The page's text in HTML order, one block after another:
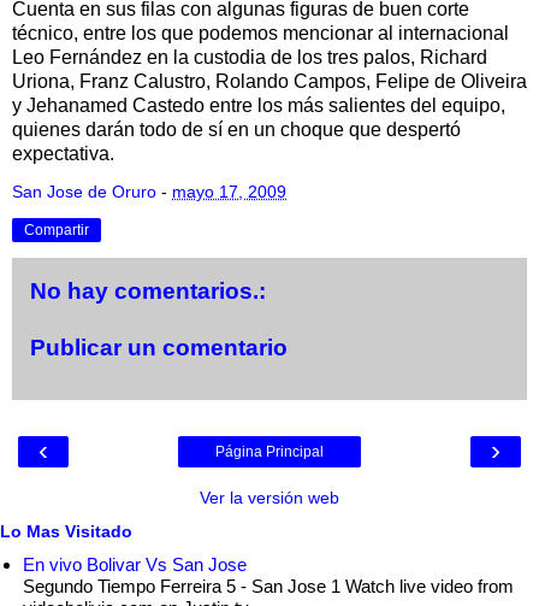
Cuenta en sus filas con algunas figuras de buen corte
técnico, entre los que podemos mencionar al internacional
Leo Fernández en la custodia de los tres palos, Richard
Uriona, Franz Calustro, Rolando Campos, Felipe de Oliveira
y Jehanamed Castedo entre los más salientes del equipo,
quienes darán todo de sí en un choque que despertó
expectativa.
San Jose de Oruro - mayo 17, 2009
Compartir
No hay comentarios.:
Publicar un comentario
‹ ›
Página Principal
Ver la versión web
Lo Mas Visitado
En vivo Bolivar Vs San Jose
Segundo Tiempo Ferreira 5 - San Jose 1 Watch live video from